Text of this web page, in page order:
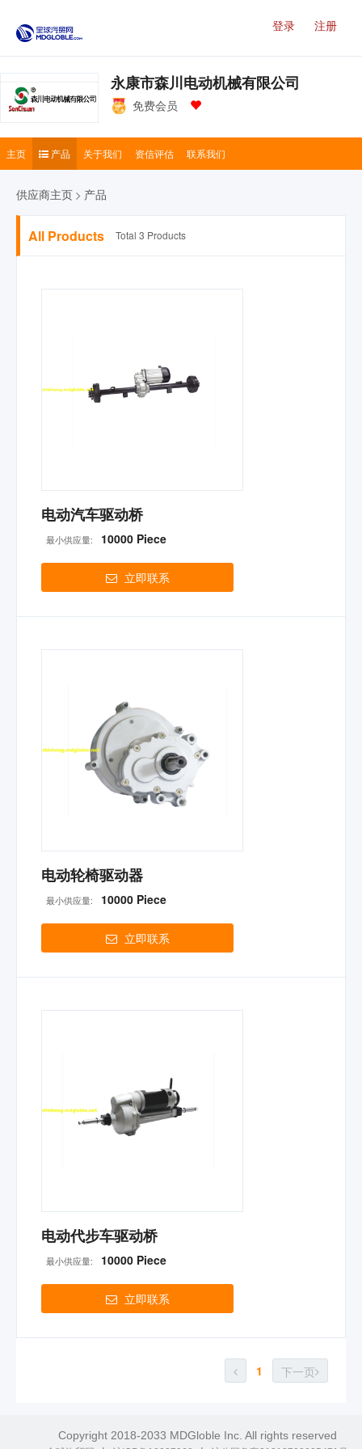
登录 注册
永康市森川电动机械有限公司
免费会员
主页 产品 关于我们 资信评估 联系我们
供应商主页 产品
All Products Total 3 Products
电动汽车驱动桥
最小供应量: 10000 Piece
立即联系
电动轮椅驱动器
最小供应量: 10000 Piece
立即联系
电动代步车驱动桥
最小供应量: 10000 Piece
立即联系
1 下一页
Copyright 2018-2033 MDGloble Inc. All rights reserved